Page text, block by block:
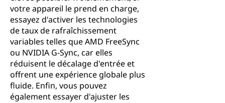
votre appareil le prend en charge,
essayez d'activer les technologies
de taux de rafraîchissement
variables telles que AMD FreeSync
ou NVIDIA G-Sync, car elles
réduisent le décalage d'entrée et
offrent une expérience globale plus
fluide. Enfin, vous pouvez
également essayer d'ajuster les